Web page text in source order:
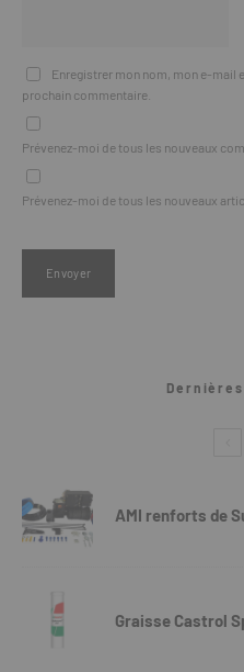
Enregistrer mon nom, mon e-mail
prochain commentaire.
Prévenez-moi de tous les nouveaux
Prévenez-moi de tous les nouveaux
AMI renforts de
Graisse Castrol